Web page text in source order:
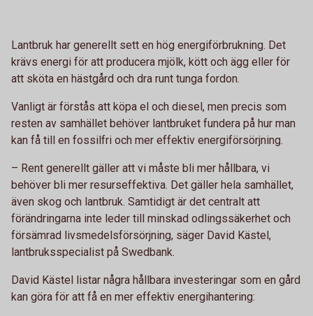
Lantbruk har generellt sett en hög energiförbrukning. Det
krävs energi för att producera mjölk, kött och ägg eller för
att sköta en hästgård och dra runt tunga fordon.
Vanligt är förstås att köpa el och diesel, men precis som
resten av samhället behöver lantbruket fundera på hur man
kan få till en fossilfri och mer effektiv energiförsörjning.
– Rent generellt gäller att vi måste bli mer hållbara, vi
behöver bli mer resurseffektiva. Det gäller hela samhället,
även skog och lantbruk. Samtidigt är det centralt att
förändringarna inte leder till minskad odlingssäkerhet och
försämrad livsmedelsförsörjning, säger David Kästel,
lantbruksspecialist på Swedbank.
David Kästel listar några hållbara investeringar som en gård
kan göra för att få en mer effektiv energihantering: